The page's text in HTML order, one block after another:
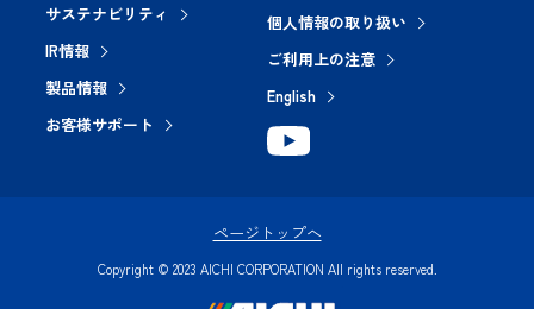
サステナビリティ
IR情報
製品情報
お客様サポート
個人情報の取り扱い
ご利用上の注意
English
Copyright © 2023 AICHI CORPORATION All rights reserved.
ページトップへ